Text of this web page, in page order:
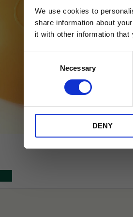
We use cookies to
share information about
it with other information that
Necessary
DENY
Jag samtycker till Tehuset Javas
* Rabatten gäller endast online på
på ordinarie priser och kan ej